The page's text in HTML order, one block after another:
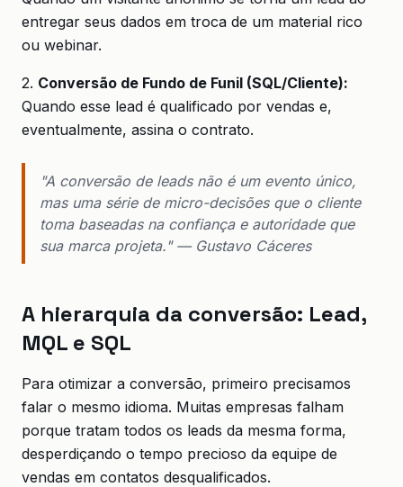
entregar seus dados em troca de um material rico
ou webinar.
2. Conversão de Fundo de Funil (SQL/Cliente):
Quando esse lead é qualificado por vendas e,
eventualmente, assina o contrato.
"A conversão de leads não é um evento único,
mas uma série de micro-decisões que o cliente
toma baseadas na confiança e autoridade que
sua marca projeta." — Gustavo Cáceres
A hierarquia da conversão: Lead,
MQL e SQL
Para otimizar a conversão, primeiro precisamos
falar o mesmo idioma. Muitas empresas falham
porque tratam todos os leads da mesma forma,
desperdiçando o tempo precioso da equipe de
vendas em contatos desqualificados.